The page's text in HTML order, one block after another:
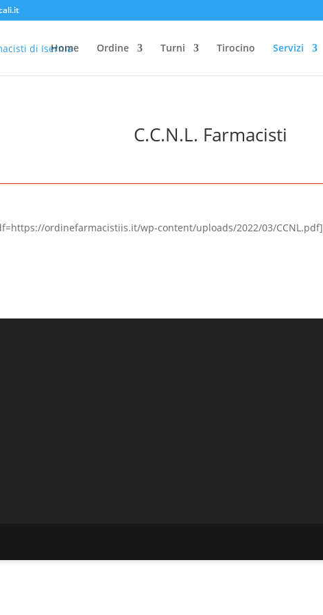
Home Ordine Turni Tirocino Servizi
C.C.N.L. Farmacisti
ordinefarmacistiis.it/wp-content/uploads/2022/03/CCNL.pdf]